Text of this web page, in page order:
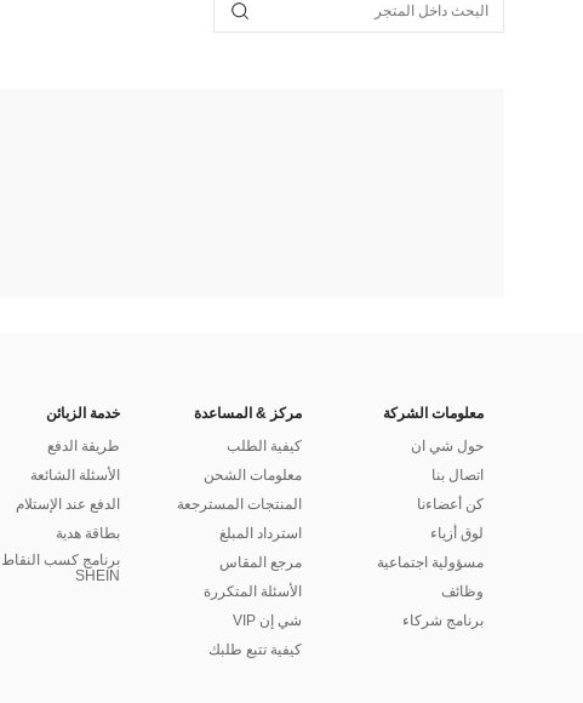
معلومات الشركة
حول شي ان
اتصال بنا
كن أعضاءنا
لوق أزياء
مسؤولية اجتماعية
وظائف
برنامج شركاء
مركز & المساعدة
كيفية الطلب
معلومات الشحن
المنتجات المسترجعة
استرداد المبلغ
مرجع المقاس
الأسئلة المتكررة
شي إن VIP
كيفية تتبع طلبك
خدمة الزبائن
طريقة الدفع
الأسئلة الشائعة
الدفع عند الإستلام
بطاقة هدية
برنامج كسب النقاط
SHEIN